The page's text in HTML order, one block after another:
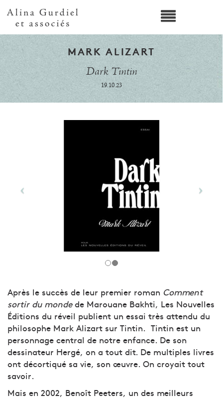
MARK ALIZART
Dark Tintin
19.10.23
Après le succès de leur premier roman Comment
sortir du mondede Marouane Bakhti, Les Nouvelles
Éditions du réveil publient un essai très attendu du
philosophe Mark Alizart sur Tintin. Tintin est un
personnage central de notre enfance. De son
dessinateur Hergé, on a tout dit. De multiples livres
ont décortiqué sa vie, son œuvre. On croyait tout
savoir.
Mais en 2002, Benoît Peeters, un des meilleurs